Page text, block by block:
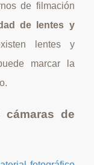
de filmación
de lentes y
lentes y
marcar la
cámaras de